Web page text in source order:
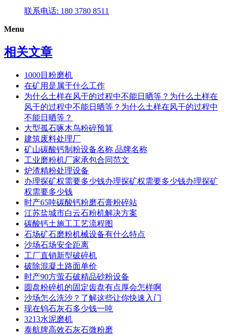
联系电话: 180 3780 8511
Menu
相关文章
1000目粉磨机
在矿用是属于什么工作
为什么土样在风干的过程中不能日晒等？为什么土样在
风干的过程中不能日晒等？为什么土样在风干的过程中
不能日晒等？
大型孤石啄木鸟粉碎预算
建筑废料处理厂
矿山碳酸钙制粉设备名称 品牌名称
工业磨粉机厂家承包合同范文
炉渣精粉处理设备
办理探矿权需要多少钱办理探矿权需要多少钱办理探矿
权需要多少钱
时产65吨碳酸钙粉磨石膏粉碎站
江苏盐城市白云石粉机解决方案
碳酸钙土施工工艺流程图
石场矿石磨粉机械设备有什么特点
沙场石场安全距离
工厂直销新型破碎机
破除混凝土路面单价
时产90方萤石破精品砂粉设备
圆盘粉碎机的固定齿盘有点厚会怎样啊
沙场怎么洗沙？了解这些让你快速入门
现在钨石灰石多少钱一吨
3213水泥磨机
泰航牌高效石灰石微粉磨